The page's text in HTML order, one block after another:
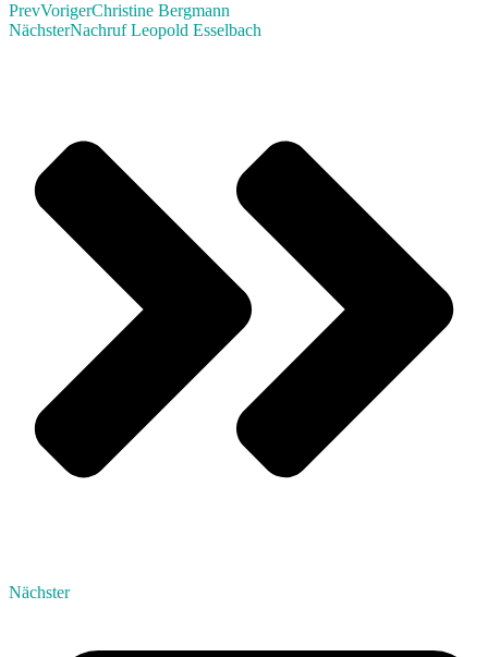
PrevVorigerChristine Bergmann
NächsterNachruf Leopold Esselbach
Nächster